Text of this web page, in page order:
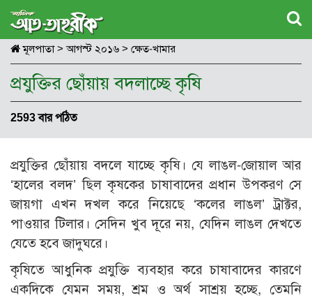
মূলপাতা> আগস্ট ২০১৬ > ক্ষেত-খামার
প্রযুক্তির ছোঁয়ায় বদলাচ্ছে কৃষি
2593 বার পঠিত
প্রযুক্তির ছোঁয়ায় বদলে যাচ্ছে কৃষি। যে লাঙল-জোয়াল আর
‘হালের বলদ’ ছিল কৃষকের চাষাবাদের প্রধান উপকরণ সে
জায়গা এখন দখল করে নিয়েছে ‘কলের লাঙল’ ট্রাক্টর,
পাওয়ার টিলার। সেদিন খুব দূরে নয়, যেদিন লাঙল দেখতে
যেতে হবে জাদুঘরে।
কৃষিতে আধুনিক প্রযুক্তি ব্যবহার করে চাষাবাদের কারণে
একদিকে যেমন সময়, শ্রম ও অর্থ সাশ্রয় হচ্ছে, তেমনি